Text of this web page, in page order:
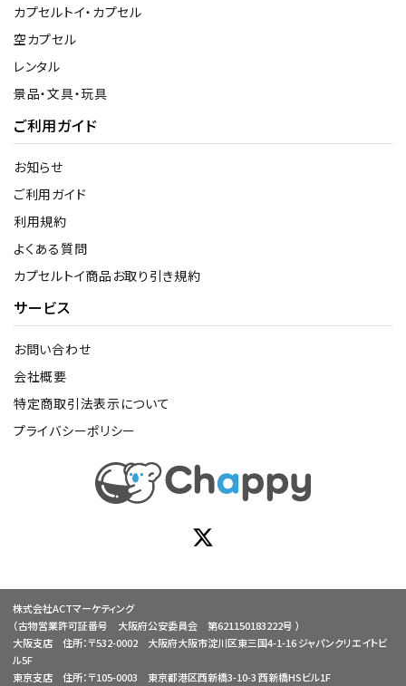
カプセルトイ・カプセル
空カプセル
レンタル
景品・文具・玩具
ご利用ガイド
お知らせ
ご利用ガイド
利用規約
よくある質問
カプセルトイ商品お取り引き規約
サービス
お問い合わせ
会社概要
特定商取引法表示について
プライバシーポリシー
株式会社ACTマーケティング
（古物営業許可証番号 大阪府公安委員会 第621150183222号 ）
大阪支店 住所：〒532-0002 大阪府大阪市淀川区東三国4-1-16 ジャパンクリエイトビ
ル5F
東京支店 住所：〒105-0003 東京都港区西新橋3-10-3 西新橋HSビル1F